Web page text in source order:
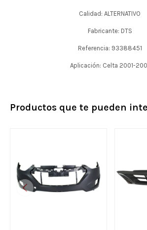
Calidad: ALTERNATIVO
Fabricante: DTS
Referencia: 93388451
Aplicación: Celta 2001-
Productos que te pueden